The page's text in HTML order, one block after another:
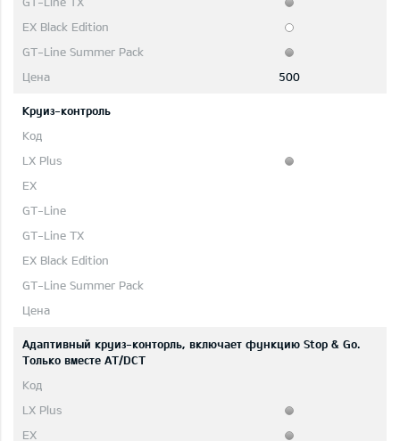
500
Круиз-контроль
Адаптивный круиз-конторль, включает функцию Stop & Go.
Только вместе AT/DCT